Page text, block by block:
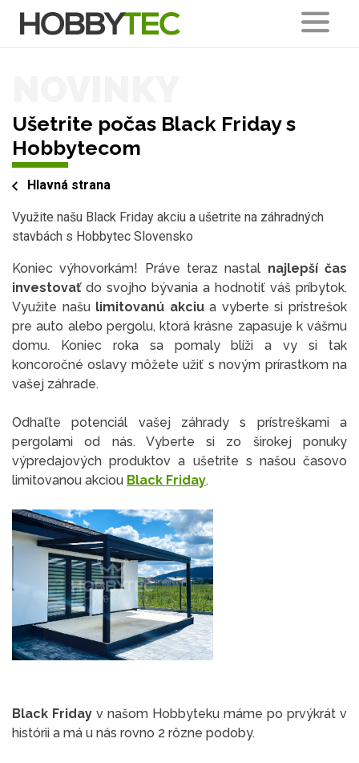
Ušetrite počas Black Friday s
Hobbytecom
Hlavná strana
Využite našu Black Friday akciu a ušetrite na záhradných
stavbách s Hobbytec Slovensko
Koniec výhovorkám! Práve teraz nastal najlepší čas
investovať do svojho bývania a hodnotiť váš príbytok.
Využite našu limitovanú akciua vyberte si prístrešok
pre auto alebo pergolu, ktorá krásne zapasuje k vášmu
domu. Koniec roka sa pomaly blíži a vy si tak
koncoročné oslavy môžete užiť s novým prírastkom na
vašej záhrade.
Odhaľte potenciál vašej záhrady s prístreškami a
pergolami od nás. Vyberte si zo širokej ponuky
výpredajových produktov a ušetrite s našou časovo
limitovanou akciou Black Friday.
Black Friday v našom Hobbyteku máme po prvýkrát v
histórii a má u nás rovno 2 rôzne podoby.